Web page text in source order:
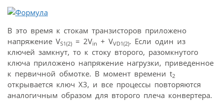
В это время к стокам транзисторов приложено
напряжение VS1(2) = 2Vin + VVD1(2). Если один из
ключей замкнут, то к стоку второго, разомкнутого
ключа приложено напряжение нагрузки, приведенное
к первичной обмотке. В момент времени t2
открывается ключ Х3, и все процессы повторяются
аналогичным образом для второго плеча конвертера.